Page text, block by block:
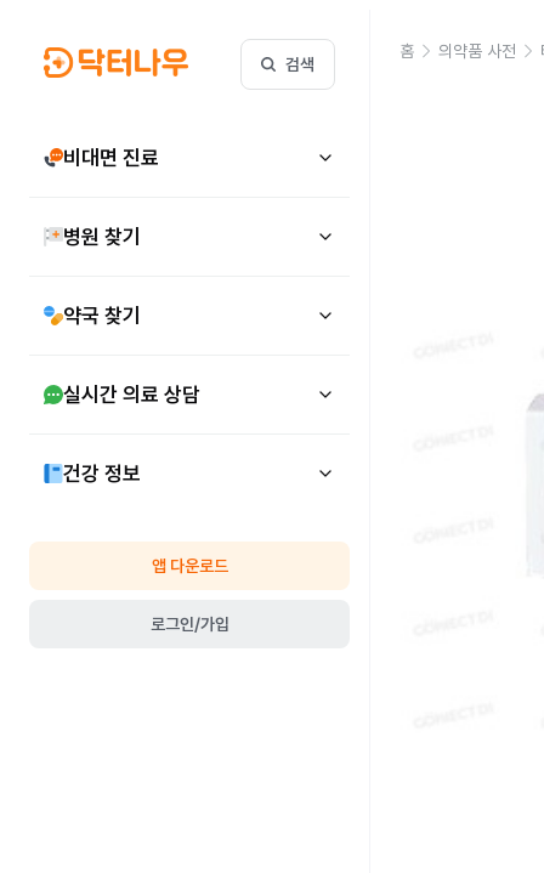
검색
비대면 진료
병원 찾기
약국 찾기
실시간 의료 상담
건강 정보
앱 다운로드
로그인/가입
홈 의약품 사전